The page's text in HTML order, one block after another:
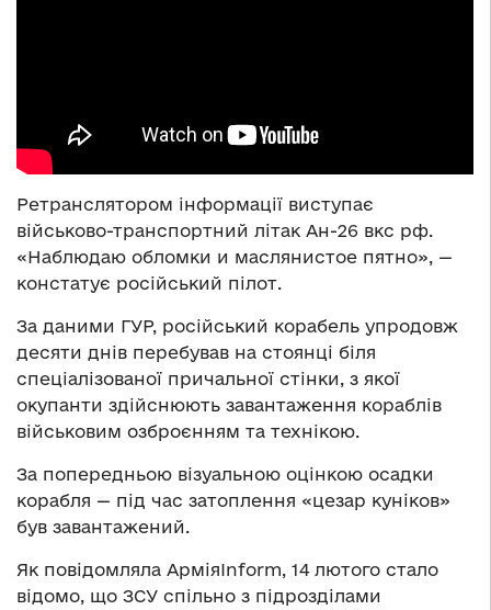
Ретранслятором інформації виступає
військово-транспортний літак Ан-26 вкс рф.
«Наблюдаю обломки и маслянистое пятно», —
констатує російський пілот.
За даними ГУР, російський корабель упродовж
десяти днів перебував на стоянці біля
спеціалізованої причальної стінки, з якої
окупанти здійснюють завантаження кораблів
військовим озброєнням та технікою.
За попередньою візуальною оцінкою осадки
корабля — під час затоплення «цезар куніков»
був завантажений.
Як повідомляла АрміяInform, 14 лютого стало
відомо, що ЗСУ спільно з підрозділами